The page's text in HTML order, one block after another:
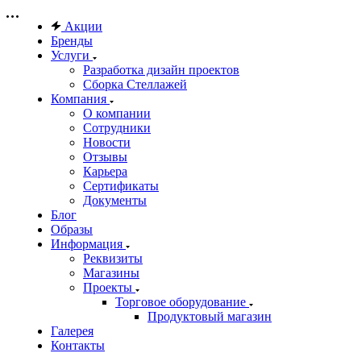
Акции
Бренды
Услуги
Разработка дизайн проектов
Сборка Стеллажей
Компания
О компании
Сотрудники
Новости
Отзывы
Карьера
Сертификаты
Документы
Блог
Образы
Информация
Реквизиты
Магазины
Проекты
Торговое оборудование
Продуктовый магазин
Галерея
Контакты